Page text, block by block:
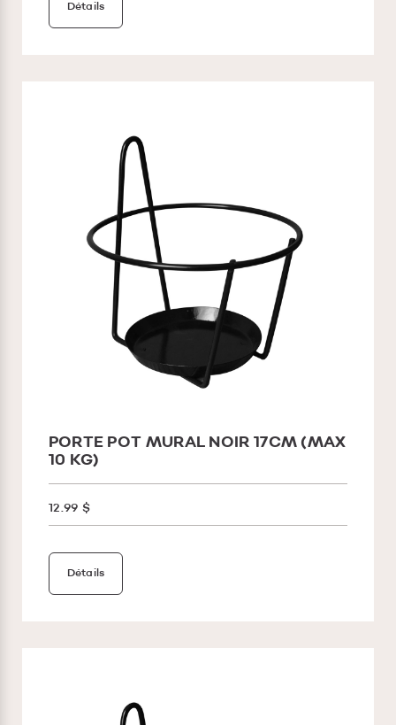
Détails
PORTE POT MURAL NOIR 17CM (MAX
10 KG)
12.99 $
Détails